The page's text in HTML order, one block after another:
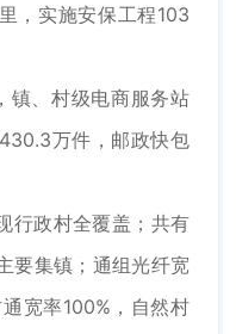
，实施安保工程103
、村级电商服务站
万件，邮政快包
政村全覆盖；共有
要集镇；通组光纤宽
宽率100%，自然村